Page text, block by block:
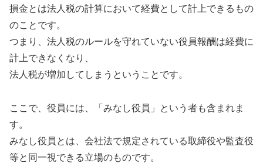
損金とは法人税の計算において経費として計上できるもの
のことです。
つまり、法人税のルールを守れていない役員報酬は経費に
計上できなくなり、
法人税が増加してしまうということです。
ここで、役員には、「みなし役員」という者も含まれま
す。
みなし役員とは、会社法で規定されている取締役や監査役
等と同一視できる立場のものです。